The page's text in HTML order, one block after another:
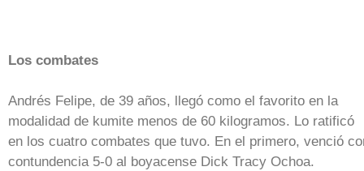
Los combates
Andrés Felipe, de 39 años, llegó como el favorito en la
modalidad de kumite menos de 60 kilogramos. Lo ratificó
en los cuatro combates que tuvo. En el primero, venció
contundencia 5-0 al boyacense Dick Tracy Ochoa.